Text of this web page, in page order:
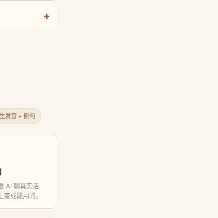
发音 + 例句
AI 聊真实话
成能用的。